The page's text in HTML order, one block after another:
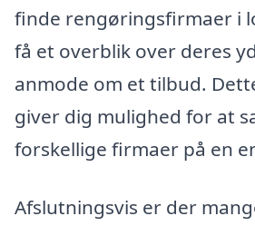
finde rengøringsfirmaer i
få et overblik over deres
anmode om et tilbud.
giver dig mulighed for at
forskellige firmaer på en
Afslutningsvis er der